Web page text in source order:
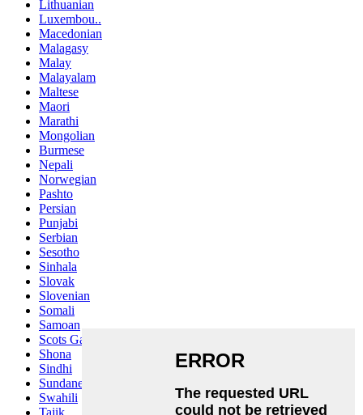
Lithuanian
Luxembou..
Macedonian
Malagasy
Malay
Malayalam
Maltese
Maori
Marathi
Mongolian
Burmese
Nepali
Norwegian
Pashto
Persian
Punjabi
Serbian
Sesotho
Sinhala
Slovak
Slovenian
Somali
Samoan
Scots Gaelic
Shona
Sindhi
Sundanese
Swahili
Tajik